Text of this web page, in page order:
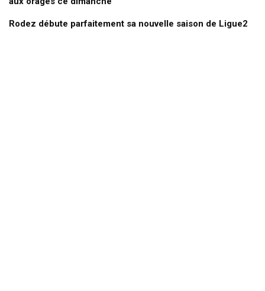
Rodez débute parfaitement sa nouvelle saison de Ligue2